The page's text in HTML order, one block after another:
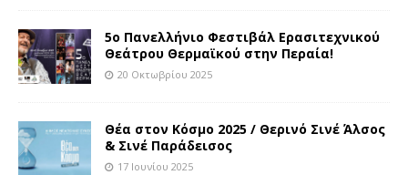
5ο Πανελλήνιο Φεστιβάλ Ερασιτεχνικού
Θεάτρου Θερμαϊκού στην Περαία!
20 Οκτωβρίου 2025
Θέα στον Κόσμο 2025 / Θερινό Σινέ Άλσος
& Σινέ Παράδεισος
17 Ιουνίου 2025